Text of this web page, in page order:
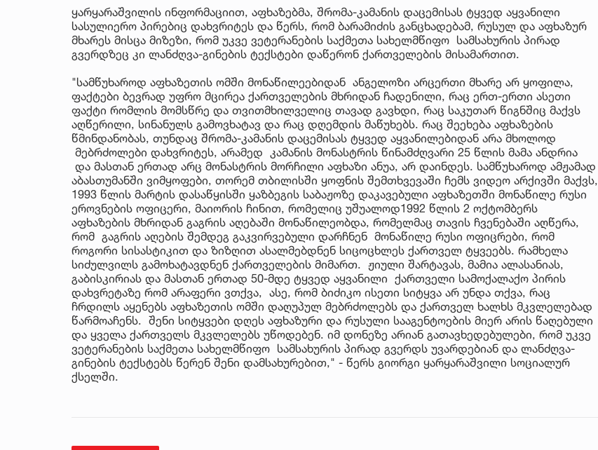
ყარყარაშვილის ინფორმაციით, აფხაზებმა, შრომა-კამანის დაცემისას ტყვედ აყვანილი
სასულიერო პირებიც დახვრიტეს და წერს, რომ ბარამიძის განცხადებამ, რუსულ და აფხაზურ
მხარეს მისცა მიზეზი, რომ უკვე ვეტერანების საქმეთა სახელმწიფო სამსახურის პირად
გვერდზეც კი ლანძღვა-გინების ტექსტები დაწერონ ქართველების მისამართით.
"სამწუხაროდ აფხაზეთის ომში მონაწილეებიდან ანგელოზი არცერთი მხარე არ ყოფილა,
ფაქტები ბევრად უფრო მცირეა ქართველების მხრიდან ჩადენილი, რაც ერთ-ერთი ასეთი
ფაქტი რომლის მომსწრე და თვითმხილველიც თავად გავხდი, რაც საკუთარ წიგნშიც მაქვს
აღწერილი, სინანულს გამოვხატავ და რაც დღემდის მაწუხებს. რაც შეეხება აფხაზების
წმინდანობას, თუნდაც შრომა-კამანის დაცემისას ტყვედ აყვანილებიდან არა მხოლოდ
მებრძოლები დახვრიტეს, არამედ კამანის მონასტრის წინამძღვარი 25 წლის მამა ანდრია
და მასთან ერთად არც მონასტრის მორჩილი აფხაზი ანუა, არ დაინდეს. სამწუხაროდ ამჟამად
აბასთუმანში ვიმყოფები, თორემ თბილისში ყოფნის შემთხვევაში ჩემს ვიდეო არქივში მაქვს,
1993 წლის მარტის დასაწყისში ყაზბეგის საბაჟოზე დაკავებული აფხაზეთში მონაწილე რუსი
ეროვნების ოფიცერი, მაიორის ჩინით, რომელიც უშუალოდ1992 წლის 2 ოქტომბერს
აფხაზების მხრიდან გაგრის აღებაში მონაწილეობდა, რომელმაც თავის ჩვენებაში აღწერა,
რომ გაგრის აღების შემდეგ გაკვირვებული დარჩნენ მონაწილე რუსი ოფიცრები, რომ
როგორი სისასტიკით და ზიზღით ასალმებდნენ სიცოცხლეს ქართველ ტყვეებს. რამხელა
სიძულვილს გამოხატავდნენ ქართველების მიმართ. ჟიული შარტავას, მამია ალასანიას,
გაბისკირიას და მასთან ერთად 50-მდე ტყვედ აყვანილი ქართველი სამოქალაქო პირის
დახვრეტაზე რომ არაფერი ვთქვა, ასე, რომ ბიძიკო ისეთი სიტყვა არ უნდა თქვა, რაც
ჩრდილს აყენებს აფხაზეთის ომში დაღუპულ მებრძოლებს და ქართველ ხალხს მკვლელებად
წარმოაჩენს. შენი სიტყვები დღეს აფხაზური და რუსული სააგენტოების მიერ არის წაღებული
და ყველა ქართველს მკვლელებს უწოდებენ. იმ დონეზე არიან გათავხედებულები, რომ უკვე
ვეტერანების საქმეთა სახელმწიფო სამსახურის პირად გვერდს უვარდებიან და ლანძღვა-
გინების ტექსტებს წერენ შენი დამსახურებით," - წერს გიორგი ყარყარაშვილი სოციალურ
ქსელში.